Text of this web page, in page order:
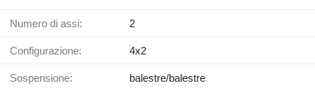
Numero di assi: 2
Configurazione: 4x2
Sospensione: balestre/balestre